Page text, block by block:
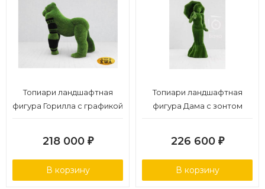
Топиари ландшафтная
фигура Горилла с графикой
218 000 ₽
В корзину
Топиари ландшафтная
фигура Дама с зонтом
226 600 ₽
В корзину